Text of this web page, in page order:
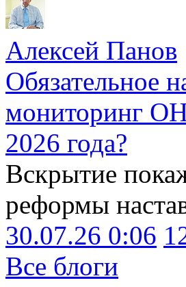
Алексей Панов
Обязательное
мониторинг
2026 года?
Вскрытие
реформы
30.07.26 0:06
Все блоги